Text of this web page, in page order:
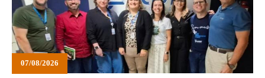
07/08/2026